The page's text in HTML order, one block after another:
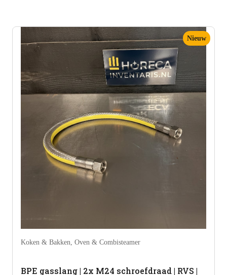
Koken & Bakken, Oven & Combisteamer
BPE gasslang | 2x M24 schroefdraad | RVS |
Nieuw